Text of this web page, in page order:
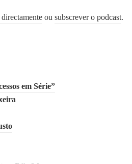
ou subscrever o podcast.
em Série”